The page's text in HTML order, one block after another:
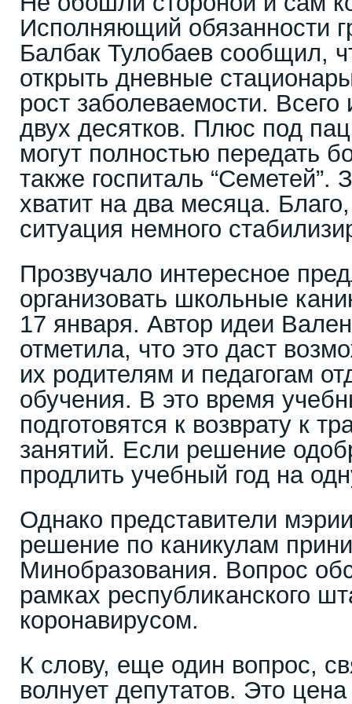
Исполняющий обязанности
Балбак Тулобаев сообщил,
открыть дневные
рост заболеваемости.
двух десятков. Плюс под
могут полностью передать
также госпиталь “Семетей”.
хватит на два месяца.
ситуация немного
Прозвучало интересное
организовать школьные
17 января. Автор идеи
отметила, что это даст
их родителям и педагогам
обучения. В это время
подготовятся к возврату к
занятий. Если решение
продлить учебный год на
Однако представители
решение по каникулам
Минобразования. Вопрос
рамках республиканского
коронавирусом.
К слову, еще один вопрос,
волнует депутатов. Это